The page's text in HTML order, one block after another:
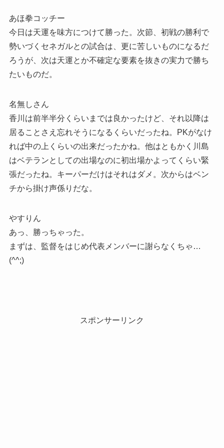
あほ拳コッチー
今日は天運を味方につけて勝った。次節、初戦の勝利で
勢いづくセネガルとの試合は、更に苦しいものになるだ
ろうが、次は天運とか不確定な要素を抜きの実力で勝ち
たいものだ。
名無しさん
香川は前半半分くらいまでは良かったけど、それ以降は
居ることさえ忘れそうになるくらいだったね。PKがなけ
れば中の上くらいの出来だったかね。他はともかく川島
はベテランとしての出場なのに初出場かよってくらい緊
張だったね。キーパーだけはそれはダメ。次からはベン
チから掛け声係りだな。
やすりん
あっ、勝っちゃった。
まずは、監督をはじめ代表メンバーに謝らなくちゃ…
(^^;)
スポンサーリンク